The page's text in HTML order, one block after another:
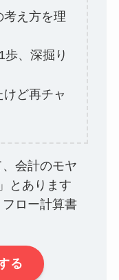
考え方を理
歩、深掘り
ど再チャ
会計のモヤ
とあります
ロー計算書
る